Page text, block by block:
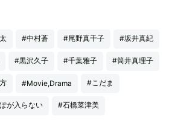
#中村蒼 #尾野真千子 #坂井真紀
#黒沢久子 #千葉雅子 #筒井真理子
#Movie,Drama #こだま
が入らない #石橋菜津美